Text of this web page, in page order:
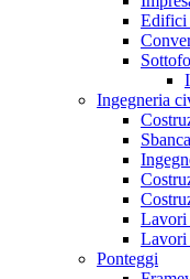
Edifici
Ingegneria
Lavori
Lavori
Ponteggi